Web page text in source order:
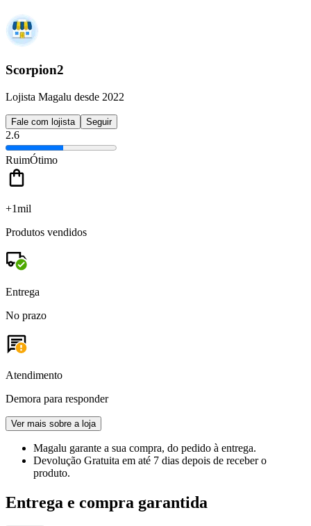
Scorpion2
Lojista Magalu desde 2022
Fale com lojista Seguir
2.6
RuimÓtimo
+1mil
Produtos vendidos
Entrega
No prazo
Atendimento
Demora para responder
Ver mais sobre a loja
Magalu garante a sua compra, do pedido à entrega.
Devolução Gratuita em até 7 dias depois de receber o
produto.
Entrega e compra garantida